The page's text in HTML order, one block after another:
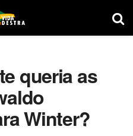
queria as
Winter?